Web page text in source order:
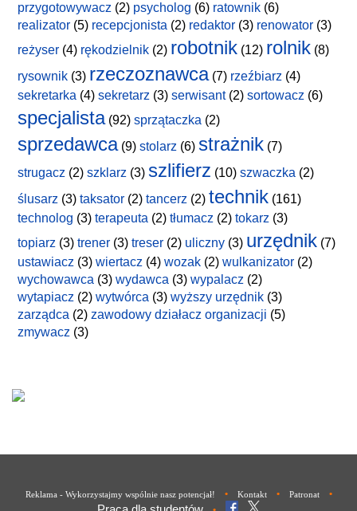
przygotowywacz (2) psycholog (6) ratownik (6)
realizator (5) recepcjonista (2) redaktor (3) renowator (3)
reżyser (4) rękodzielnik (2) robotnik (12) rolnik (8)
rysownik (3) rzeczoznawca(7) rzeźbiarz (4)
sekretarka (4) sekretarz (3) serwisant(2) sortowacz (6)
specjalista(92) sprzątaczka (2)
sprzedawca(9) stolarz (6) strażnik (7)
strugacz (2) szklarz (3) szlifierz (10) szwaczka (2)
ślusarz (3) taksator (2) tancerz (2) technik (161)
technolog (3) terapeuta (2) tłumacz (2) tokarz (3)
topiarz (3) trener (3) treser (2) uliczny (3) urzędnik (7)
ustawiacz (3) wiertacz (4) wozak (2) wulkanizator (2)
wychowawca (3) wydawca (3) wypalacz (2)
wytapiacz (2) wytwórca (3) wyższy urzędnik (3)
zarządca (2) zawodowy działacz organizacji (5)
zmywacz (3)
Reklama - Wykorzystajmy wspólnie nasz potencjał! • Kontakt • Patronat •